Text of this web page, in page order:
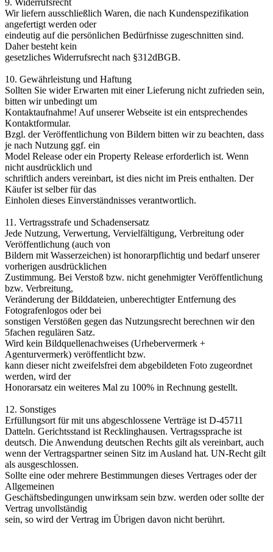
Wir liefern ausschließlich Waren, die nach Kundenspezifikation
angefertigt werden oder
eindeutig auf die persönlichen Bedürfnisse zugeschnitten sind.
Daher besteht kein
gesetzliches Widerrufsrecht nach §312dBGB.
10. Gewährleistung und Haftung
Sollten Sie wider Erwarten mit einer Lieferung nicht zufrieden sein,
bitten wir unbedingt um
Kontaktaufnahme! Auf unserer Webseite ist ein entsprechendes
Kontaktformular.
Bzgl. der Veröffentlichung von Bildern bitten wir zu beachten, dass
je nach Nutzung ggf. ein
Model Release oder ein Property Release erforderlich ist. Wenn
nicht ausdrücklich und
schriftlich anders vereinbart, ist dies nicht im Preis enthalten. Der
Käufer ist selber für das
Einholen dieses Einverständnisses verantwortlich.
11. Vertragsstrafe und Schadensersatz
Jede Nutzung, Verwertung, Vervielfältigung, Verbreitung oder
Veröffentlichung (auch von
Bildern mit Wasserzeichen) ist honorarpflichtig und bedarf unserer
vorherigen ausdrücklichen
Zustimmung. Bei Verstoß bzw. nicht genehmigter Veröffentlichung
bzw. Verbreitung,
Veränderung der Bilddateien, unberechtigter Entfernung des
Fotografenlogos oder bei
sonstigen Verstößen gegen das Nutzungsrecht berechnen wir den
5fachen regulären Satz.
Wird kein Bildquellenachweises (Urhebervermerk +
Agenturvermerk) veröffentlicht bzw.
kann dieser nicht zweifelsfrei dem abgebildeten Foto zugeordnet
werden, wird der
Honorarsatz ein weiteres Mal zu 100% in Rechnung gestellt.
12. Sonstiges
Erfüllungsort für mit uns abgeschlossene Verträge ist D-45711
Datteln. Gerichtsstand ist Recklinghausen. Vertragssprache ist
deutsch. Die Anwendung deutschen Rechts gilt als vereinbart, auch
wenn der Vertragspartner seinen Sitz im Ausland hat. UN-Recht gilt
als ausgeschlossen.
Sollte eine oder mehrere Bestimmungen dieses Vertrages oder der
Allgemeinen
Geschäftsbedingungen unwirksam sein bzw. werden oder sollte der
Vertrag unvollständig
sein, so wird der Vertrag im Übrigen davon nicht berührt.